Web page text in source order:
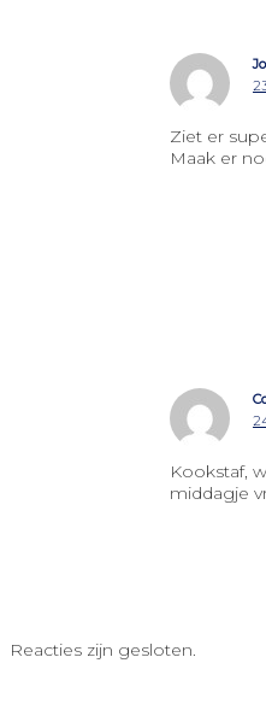
Ziet er
Maak er
Kookstaf,
middagje
Reacties zijn gesloten.